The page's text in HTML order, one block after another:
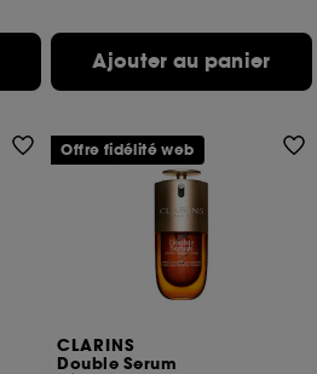
Ajouter au panier
CLARINS
Double Serum
Offre fidélité web